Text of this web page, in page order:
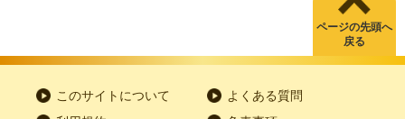
ページの先頭へ
戻る
このサイトについて
よくある質問